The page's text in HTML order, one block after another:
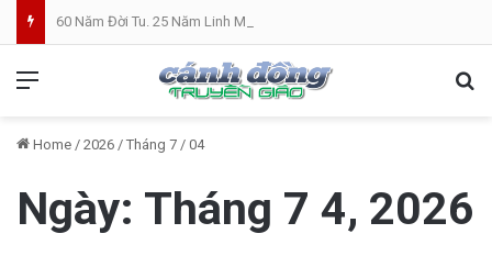
Home / 2026 / Tháng 7 / 04
Ngày: Tháng 7 4, 2026